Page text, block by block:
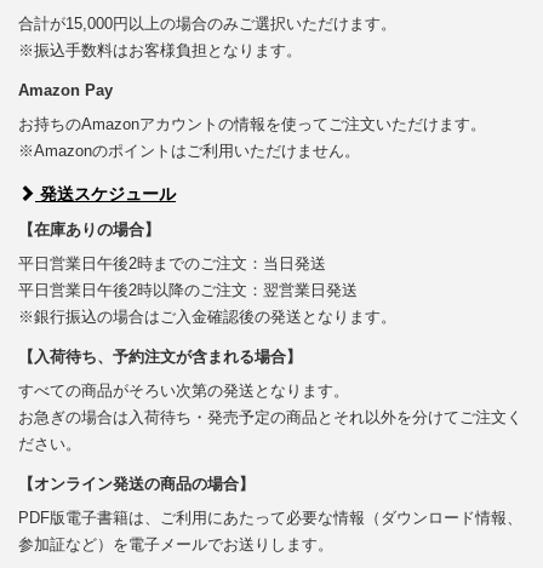
合計が15,000円以上の場合のみご選択いただけます。
※振込手数料はお客様負担となります。
Amazon Pay
お持ちのAmazonアカウントの情報を使ってご注文いただけます。
※Amazonのポイントはご利用いただけません。
発送スケジュール
【在庫ありの場合】
平日営業日午後2時までのご注文：当日発送
平日営業日午後2時以降のご注文：翌営業日発送
※銀行振込の場合はご入金確認後の発送となります。
【入荷待ち、予約注文が含まれる場合】
すべての商品がそろい次第の発送となります。
お急ぎの場合は入荷待ち・発売予定の商品とそれ以外を分けてご注文く
ださい。
【オンライン発送の商品の場合】
PDF版電子書籍は、ご利用にあたって必要な情報（ダウンロード情報、
参加証など）を電子メールでお送りします。